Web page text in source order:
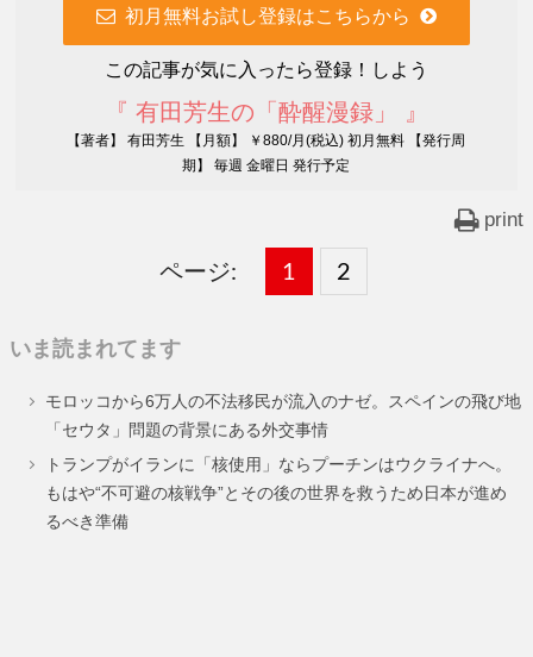
初月無料お試し登録はこちらから
この記事が気に入ったら登録！しよう
『 有田芳生の「酔醒漫録」 』
【著者】 有田芳生 【月額】 ￥880/月(税込) 初月無料 【発行周
期】 毎週 金曜日 発行予定
print
ページ:
固
ー
ジ
1 ,
固
ー
ジ
2
いま読まれてます
モロッコから6万人の不法移民が流入のナゼ。スペインの飛び地
「セウタ」問題の背景にある外交事情
トランプがイランに「核使用」ならプーチンはウクライナへ。
もはや“不可避の核戦争”とその後の世界を救うため日本が進め
るべき準備